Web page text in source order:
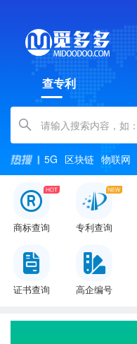
查专利
Amount (in dollars)
5G 区块链 物联网
商标查询 专利查询
证书查询 高企编号